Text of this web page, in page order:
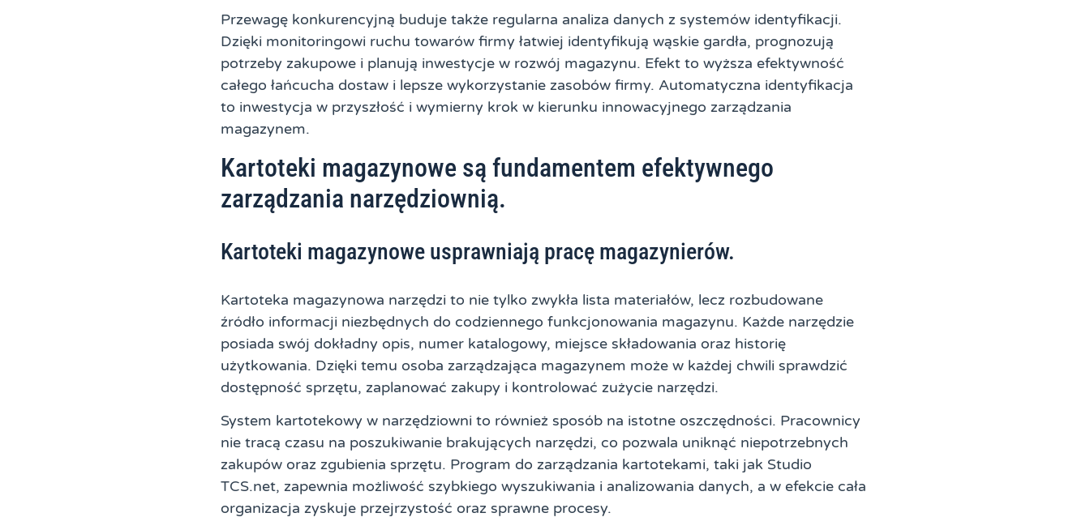
Przewagę konkurencyjną buduje także regularna analiza danych z systemów identyfikacji.
Dzięki monitoringowi ruchu towarów firmy łatwiej identyfikują wąskie gardła, prognozują
potrzeby zakupowe i planują inwestycje w rozwój magazynu. Efekt to wyższa efektywność
całego łańcucha dostaw i lepsze wykorzystanie zasobów firmy. Automatyczna identyfikacja
to inwestycja w przyszłość i wymierny krok w kierunku innowacyjnego zarządzania
magazynem.
Kartoteki magazynowe są fundamentem efektywnego
zarządzania narzędziownią.
Kartoteki magazynowe usprawniają pracę magazynierów.
Kartoteka magazynowa narzędzi to nie tylko zwykła lista materiałów, lecz rozbudowane
źródło informacji niezbędnych do codziennego funkcjonowania magazynu. Każde narzędzie
posiada swój dokładny opis, numer katalogowy, miejsce składowania oraz historię
użytkowania. Dzięki temu osoba zarządzająca magazynem może w każdej chwili sprawdzić
dostępność sprzętu, zaplanować zakupy i kontrolować zużycie narzędzi.
System kartotekowy w narzędziowni to również sposób na istotne oszczędności. Pracownicy
nie tracą czasu na poszukiwanie brakujących narzędzi, co pozwala uniknąć niepotrzebnych
zakupów oraz zgubienia sprzętu. Program do zarządzania kartotekami, taki jak Studio
TCS.net, zapewnia możliwość szybkiego wyszukiwania i analizowania danych, a w efekcie cała
organizacja zyskuje przejrzystość oraz sprawne procesy.